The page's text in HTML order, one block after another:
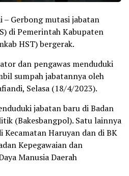
– Gerbong mutasi jabatan
di Pemerintah Kabupaten
HST) bergerak.
dan pengawas menduduki
sumpah jabatannya oleh
Selasa (18/4/2023).
jabatan baru di Badan
(Bakesbangpol). Satu lainnya
Kecamatan Haruyan dan di BK
Kepegawaian dan
Manusia Daerah